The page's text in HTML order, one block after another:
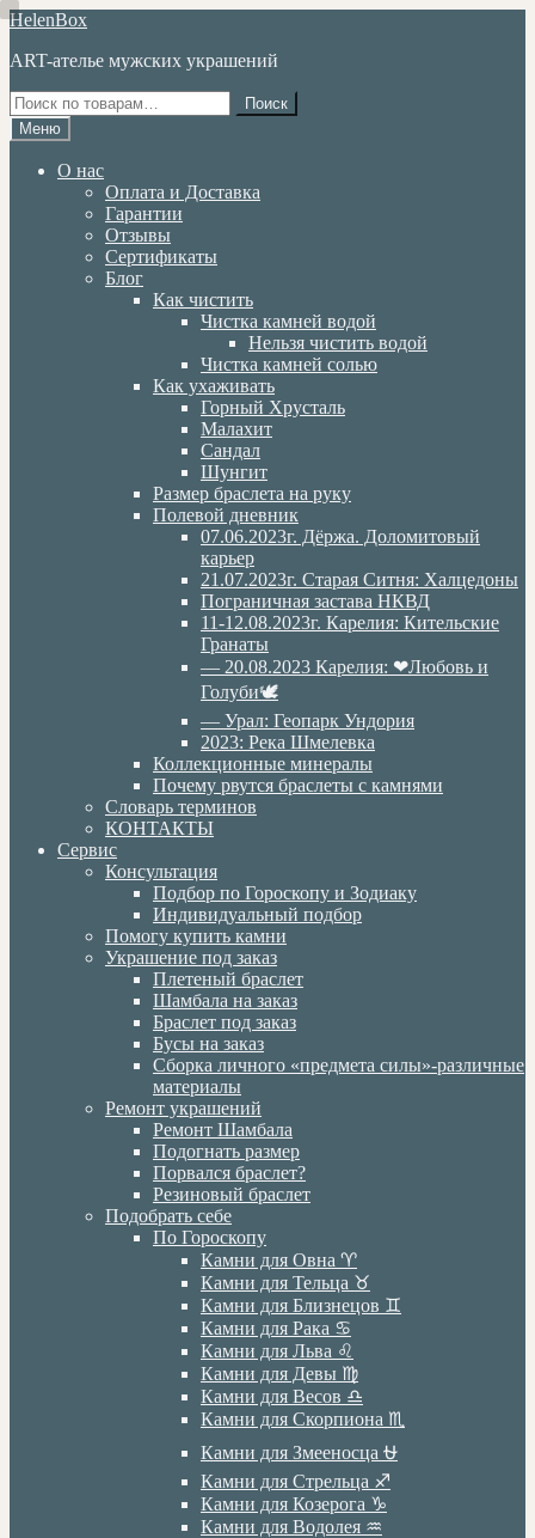
Перейти
навигации
Перейти
содержимому
HelenBox
ART-ателье мужских украшений
Искать:
Поиск
Меню
О нас
Оплата и Доставка
Гарантии
Отзывы
Сертификаты
Блог
Как чистить
Чистка камней водой
Нельзя чистить водой
Чистка камней солью
Как ухаживать
Горный Хрусталь
Малахит
Сандал
Шунгит
Размер браслета на руку
Полевой дневник
07.06.2023г. Дёржа. Доломитовый
карьер
21.07.2023г. Старая Ситня: Халцедоны
Пограничная застава НКВД
11-12.08.2023г. Карелия: Кительские
Гранаты
— 20.08.2023 Карелия: ❤Любовь и
Голуби🕊
— Урал: Геопарк Ундория
2023: Река Шмелевка
Коллекционные минералы
Почему рвутся браслеты с камнями
Словарь терминов
КОНТАКТЫ
Сервис
Консультация
Подбор по Гороскопу и Зодиаку
Индивидуальный подбор
Помогу купить камни
Украшение под заказ
Плетеный браслет
Шамбала на заказ
Браслет под заказ
Бусы на заказ
Сборка личного «предмета силы»-различные
материалы
Ремонт украшений
Ремонт Шамбала
Подогнать размер
Порвался браслет?
Резиновый браслет
Подобрать себе
По Гороскопу
Камни для Овна ♈️
Камни для Тельца ♉️
Камни для Близнецов ♊️
Камни для Рака ♋️
Камни для Льва ♌️
Камни для Девы ♍️
Камни для Весов ♎️
Камни для Скорпиона ♏️
Камни для Змееносца ⛎
Камни для Стрельца ♐️
Камни для Козерога ♑️
Камни для Водолея ♒️